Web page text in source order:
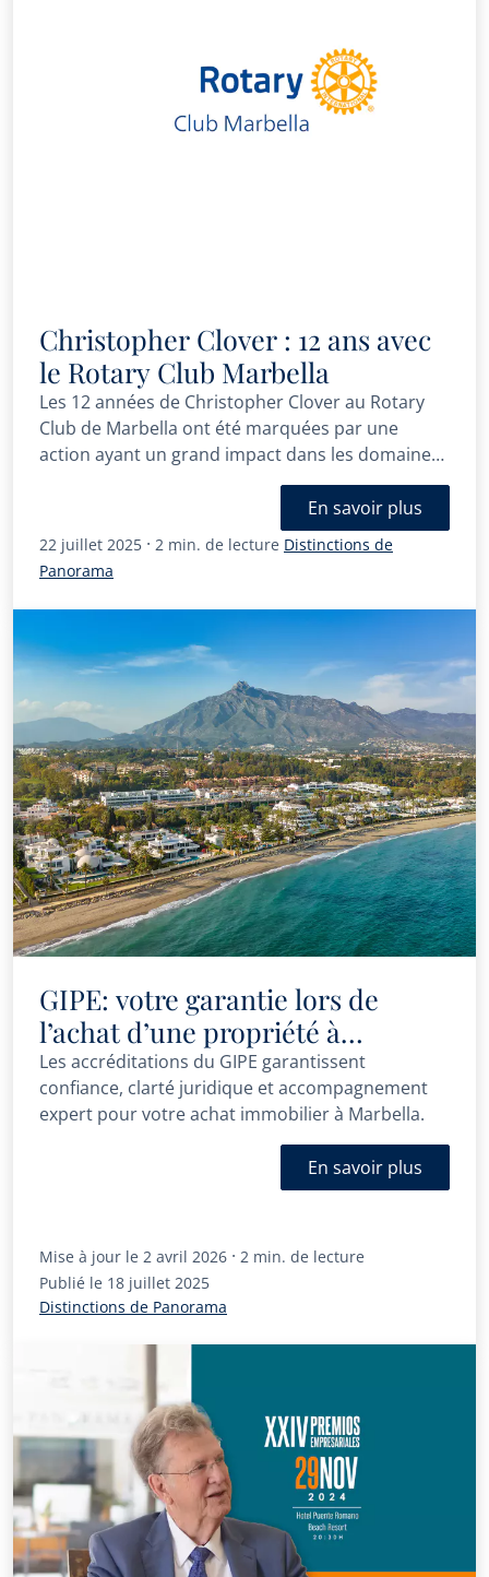
Christopher Clover : 12 ans avec
le Rotary Club Marbella
Les 12 années de Christopher Clover au Rotary
Club de Marbella ont été marquées par une
action ayant un grand impact dans les domaines
de l’éducation, de la santé et de l’environnement.
En savoir plus
22 juillet 2025 · 2 min. de lecture Distinctions de
Panorama
GIPE: votre garantie lors de
l’achat d’une propriété à
Marbella
Les accréditations du GIPE garantissent
confiance, clarté juridique et accompagnement
expert pour votre achat immobilier à Marbella.
En savoir plus
Mise à jour le 2 avril 2026 · 2 min. de lecture
Publié le 18 juillet 2025
Distinctions de Panorama